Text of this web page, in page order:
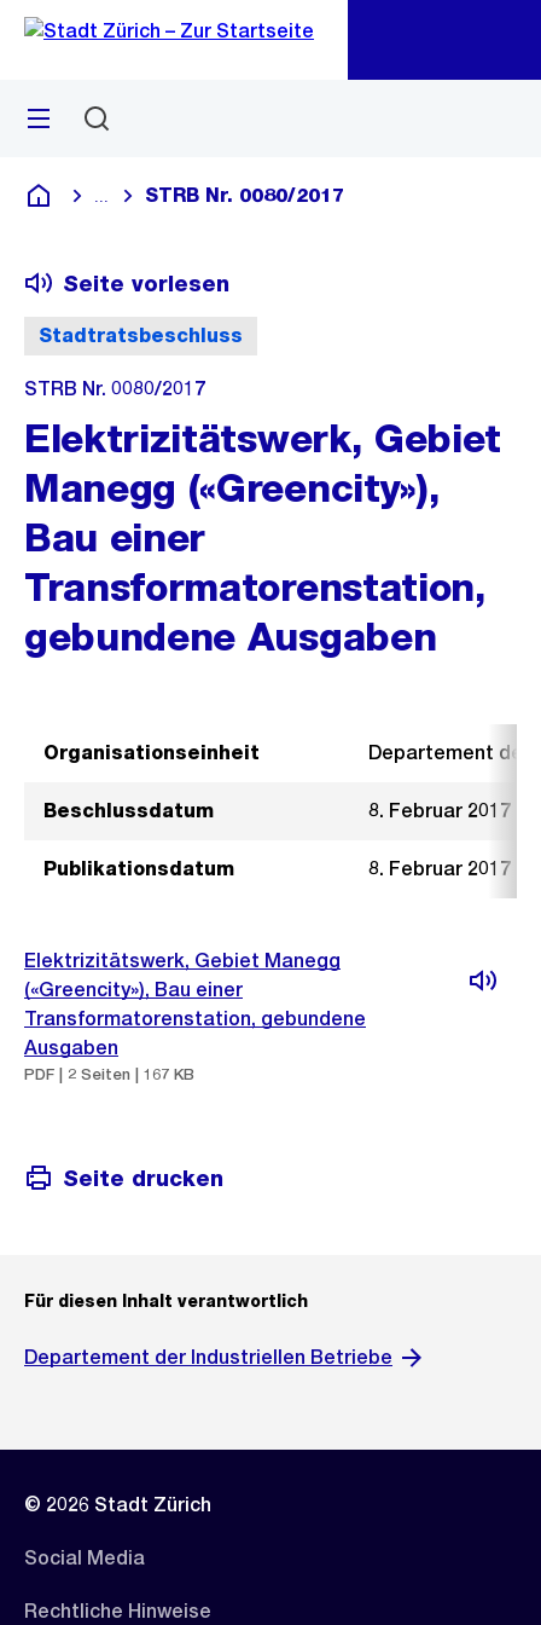
Navigation
Sprunglink
Menü
Deutsch
Blende alle Breadcrumbs ein
STRB Nr. 0080/2017
Stadtratsbeschluss
Seite vorlesen
STRB Nr. 0080/2017
Elektrizitätswerk, Gebiet
Manegg («Greencity»),
Bau einer
Transformatorenstation,
gebundene Ausgaben
Organisationseinheit Departement der
Beschlussdatum 8. Februar 2017
Publikationsdatum 8. Februar 2017
Elektrizitätswerk, Gebiet Manegg
(«Greencity»), Bau einer
Transformatorenstation, gebundene
Ausgaben
PDF | 2 Seiten | 167 KB
Seite drucken
Für diesen Inhalt verantwortlich
Departement der Industriellen Betriebe
© 2026 Stadt Zürich
Social Media
Rechtliche Hinweise